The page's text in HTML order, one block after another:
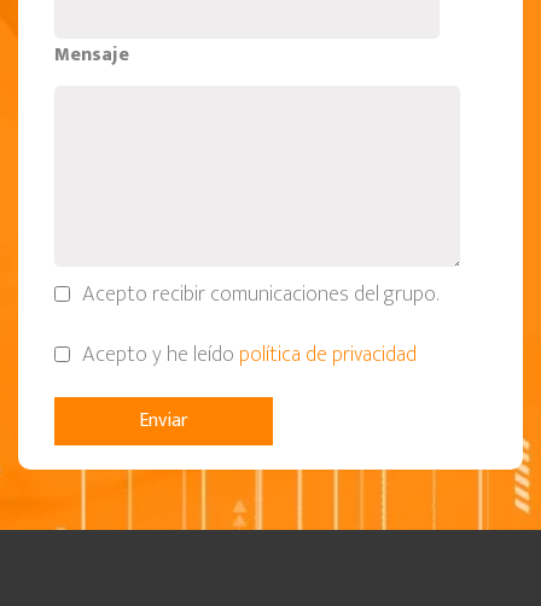
Mensaje
Acepto recibir comunicaciones del grupo.
Acepto y he leído política de privacidad